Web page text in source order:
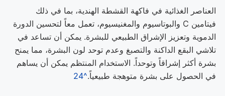
العناصر الغذائية في فاكهة القشطة الهندية، بما في ذلك
فيتامين C والبوتاسيوم والمغنيسيوم، تعمل معاً لتحسين الدورة
الدموية وتعزيز الإشراق الطبيعي للبشرة. يمكن أن تساعد في
تلاشي البقع الداكنة والتصبغ وعدم توحد لون البشرة، مما يمنح
بشرة أكثر إشراقاً وتوحداً. الاستخدام المنتظم يمكن أن يساهم
في الحصول على بشرة متوهجة طبيعياً.^24